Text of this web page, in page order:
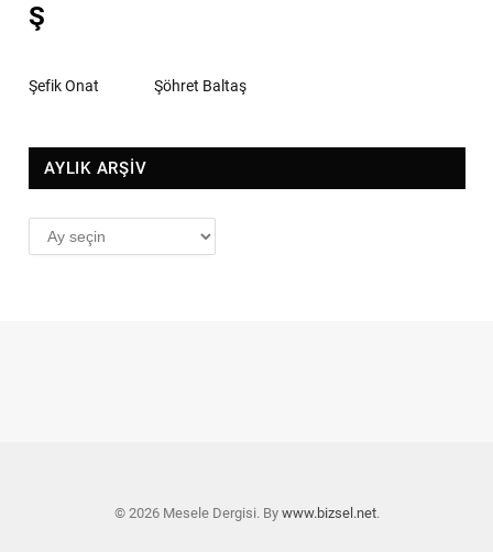
Ş
Şefik Onat Şöhret Baltaş
AYLIK ARŞİV
AYLIK
ARŞİV
© 2026 Mesele Dergisi. By www.bizsel.net.